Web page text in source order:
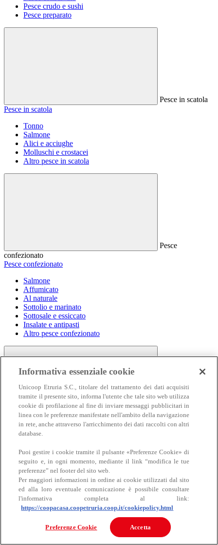
Pesce crudo e sushi
Pesce preparato
Pesce in scatola
Pesce in scatola
Tonno
Salmone
Alici e acciughe
Molluschi e crostacei
Altro pesce in scatola
Pesce
confezionato
Pesce confezionato
Salmone
Affumicato
Al naturale
Sottolio e marinato
Sottosale e essiccato
Insalate e antipasti
Altro pesce confezionato
Carne
Carne
Bovino
Informativa essenziale cookie
Unicoop Etruria S.C., titolare del trattamento dei dati acquisiti
tramite il presente sito, informa l'utente che tale sito web utilizza
cookie di profilazione al fine di inviare messaggi pubblicitari in
linea con le preferenze manifestate nell'ambito della navigazione
in rete, anche attraverso l'arricchimento dei dati raccolti con altri
database.
Puoi gestire i cookie tramite il pulsante «Preferenze Cookie» di
seguito e, in ogni momento, mediante il link “modifica le tue
preferenze” nel footer del sito web.
Per maggiori informazioni in ordine ai cookie utilizzati dal sito
ed alla loro eventuale comunicazione è possibile consultare
l'informativa completa al link:
https://coopacasa.coopetruria.coop.it/cookiepolicy.html
Preferenze Cookie Accetta